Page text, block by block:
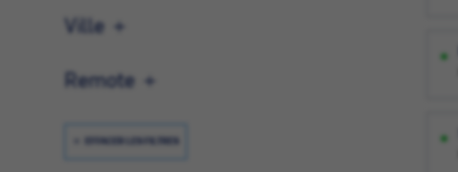
Ville
Remote
EFFACER LES FILTRES